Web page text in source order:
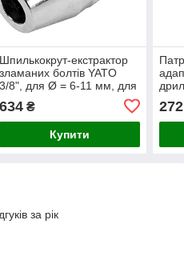
Шпилькокрут-екстрактор
зламаних болтів YATO
3/8", для Ø = 6-11 мм, для
634₴
Купити
272
за рік